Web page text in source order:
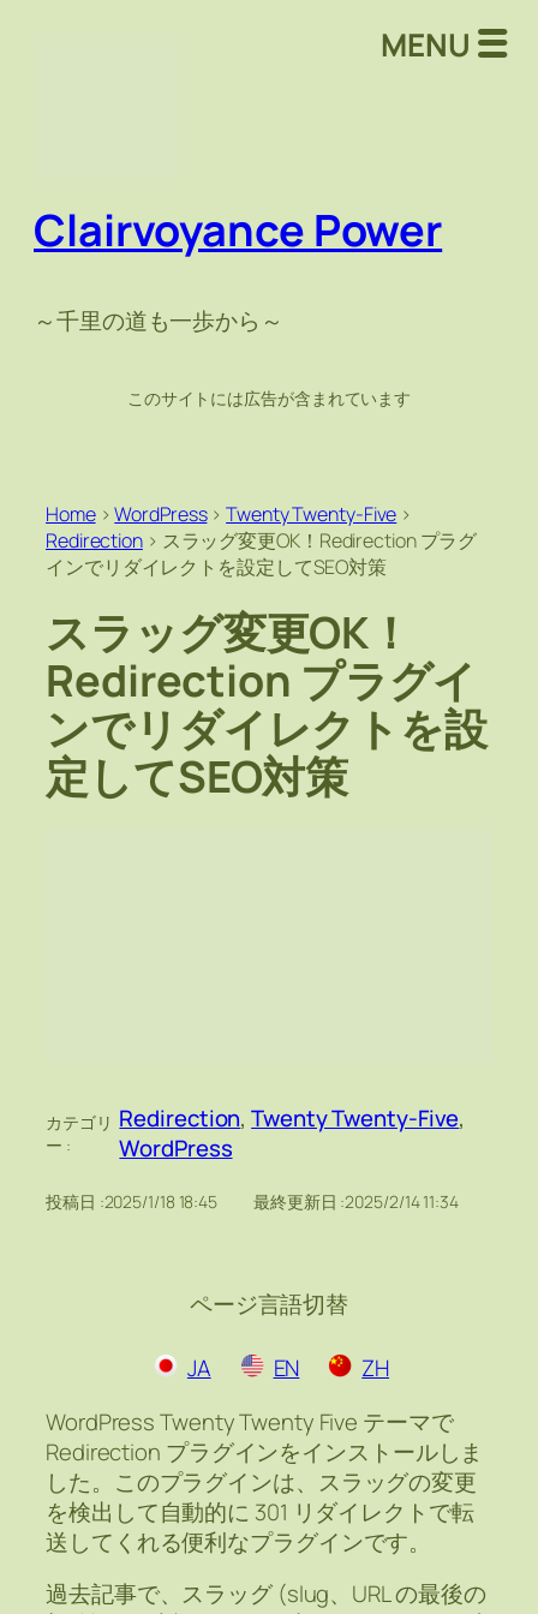
Clairvoyance Power
～千里の道も一歩から～
このサイトには広告が含まれています
Home>WordPress>Twenty Twenty-Five >
Redirection> スラッグ変更OK！Redirection プラグ
インでリダイレクトを設定してSEO対策
スラッグ変更OK！
Redirection プラグイ
ンでリダイレクトを設
定してSEO対策
カテゴリ
ー :
Redirection, Twenty Twenty-Five
WordPress
投稿日 :2025/1/18 18:45 最終更新日 :2025/2/14 11:34
ページ言語切替
EN
JA
ZH
WordPress Twenty Twenty Five テーマで
Redirection プラグインをインストールしま
した。このプラグインは、スラッグの変更
を検出して自動的に 301 リダイレクトで転
送してくれる便利なプラグインです。
過去記事で、スラッグ (slug、URL の最後の
MENU